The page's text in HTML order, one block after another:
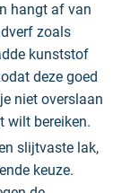
hangt af van
zoals
kunststof
deze goed
niet overslaan
wilt bereiken.
slijtvaste lak,
keuze.